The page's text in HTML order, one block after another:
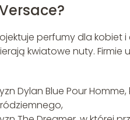
perfumy dla kobiet i
kwiatowe nuty.
Dylan Blue Pour